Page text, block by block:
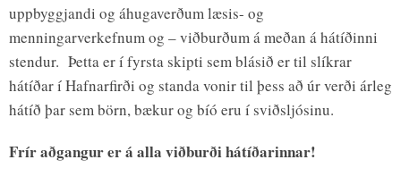
uppbyggjandi og áhugaverðum læsis- og
menningarverkefnum og – viðburðum á meðan á hátíðinni
stendur. Þetta er í fyrsta skipti sem blásið er til slíkrar
hátíðar í Hafnarfirði og standa vonir til þess að úr verði árleg
hátíð þar sem börn, bækur og bíó eru í sviðsljósinu.
Frír aðgangur er á alla viðburði hátíðarinnar!